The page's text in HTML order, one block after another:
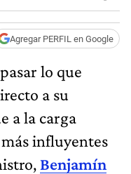
Agregar PERFIL en Google
lo que
a su
a la carga
influyentes
Benjamín